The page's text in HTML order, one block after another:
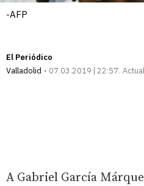
-AFP
El Periódico
Valladolid
07.03.2019 | 22:57
A Gabriel García